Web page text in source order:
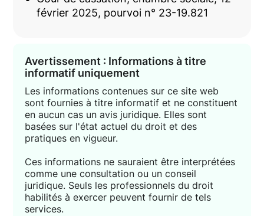
février 2025, pourvoi n° 23-19.821
Avertissement : Informations à titre
informatif uniquement
Les informations contenues sur ce site web
sont fournies à titre informatif et ne constituent
en aucun cas un avis juridique. Elles sont
basées sur l'état actuel du droit et des
pratiques en vigueur.
Ces informations ne sauraient être interprétées
comme une consultation ou un conseil
juridique. Seuls les professionnels du droit
habilités à exercer peuvent fournir de tels
services.